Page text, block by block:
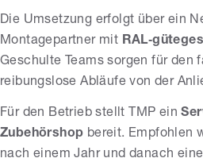
Die Umsetzung erfolgt über ein
Montagepartner mit
Geschulte Teams sorgen für den
reibungslose Abläufe von der
Für den Betrieb stellt TMP ein
Zubehörshop bereit. Empfohlen
nach einem Jahr und danach